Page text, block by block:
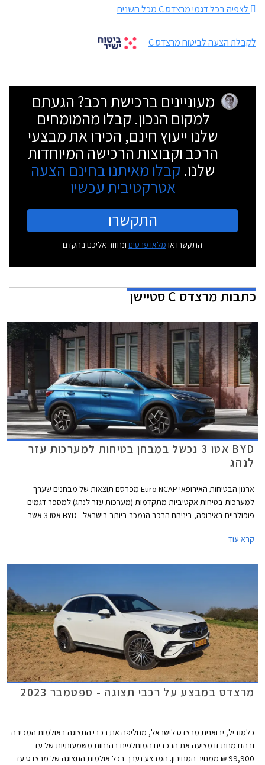
לצפיה בכל דגמי מרצדס C מכל השנים
לקבלת הצעה לביטוח מרצדס C
מעוניינים ברכישת רכב? הגעתם
למקום הנכון. קבלו מהמומחים
שלנו ייעוץ חינם, הכירו את מבצעי
הרכב וקבוצות הרכישה המיוחדות
שלנו. קבלו מאיתנו בחינם הצעה
אטרקטיבית עכשיו
התקשרו
התקשרו או מלאו פרטים ונחזור אליכם בהקדם
כתבותמרצדס C סטיישן
BYD אטו 3 נכשל במבחן בטיחות למערכות עזר
לנהג
ארגון הבטיחות האירופאי Euro NCAP מפרסם תוצאות של מבחנים שערך
למערכות בטיחות אקטיביות מתקדמות (מערכות עזר לנהג) למספר דגמים
פופולריים באירופה, ביניהם הרכב הנמכר ביותר בישראל - BYD אטו 3 אשר
קרא עוד
מרצדס במבצע על רכבי תצוגה - ספטמבר 2023
כלמוביל, יבואנית מרצדס לישראל, מחליפה את רכבי התצוגה באולמות המכירה
ובהזדמנות זו מציעה את הרכבים המוחלפים בהנחות משמעותיות של עד
99,900 ₪ ממחיר המחירון. המבצע נערך בכל אולמות התצוגה של מרצדס עד